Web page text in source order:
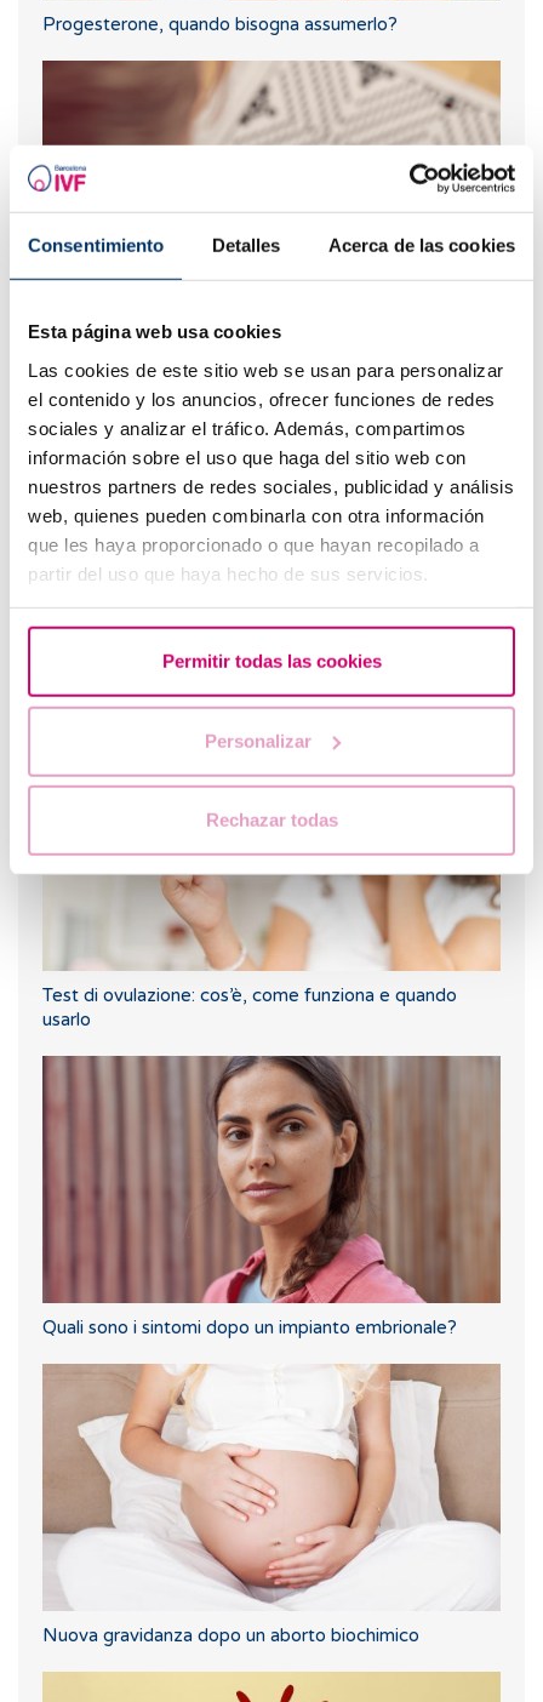
Consentimiento Detalles Acerca de las cookies
Esta página web usa cookies
Las cookies de este sitio web se usan para personalizar
el contenido y los anuncios, ofrecer funciones de redes
sociales y analizar el tráfico. Además, compartimos
información sobre el uso que haga del sitio web con
nuestros partners de redes sociales, publicidad y análisis
web, quienes pueden combinarla con otra información
que les haya proporcionado o que hayan recopilado a
partir del uso que haya hecho de sus servicios.
Permitir todas las cookies
Personalizar
Rechazar todas
Progesterone, quando bisogna assumerlo?
Quando fare un test di gravidanza dopo una FIV
nelle due settimane di attesa prima del test di
gravidanza?
Test di ovulazione: cos’è, come funziona e quando
usarlo
Quali sono i sintomi dopo un impianto embrionale?
Nuova gravidanza dopo un aborto biochimico